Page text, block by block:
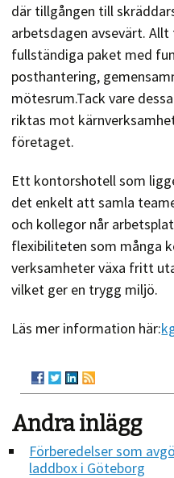
där tillgången till
arbetsdagen avsevärt.
fullständiga paket med
posthantering,
mötesrum.Tack vare
riktas mot
företaget.
Ett kontorshotell som
det enkelt att samla
och kollegor når
flexibiliteten som många
verksamheter växa fritt
vilket ger en trygg miljö.
Läs mer information här:
Andra inlägg
Förberedelser som
laddbox i Göteborg